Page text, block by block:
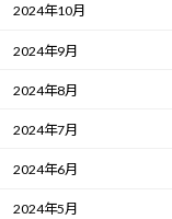
2024年10月
2024年9月
2024年8月
2024年7月
2024年6月
2024年5月